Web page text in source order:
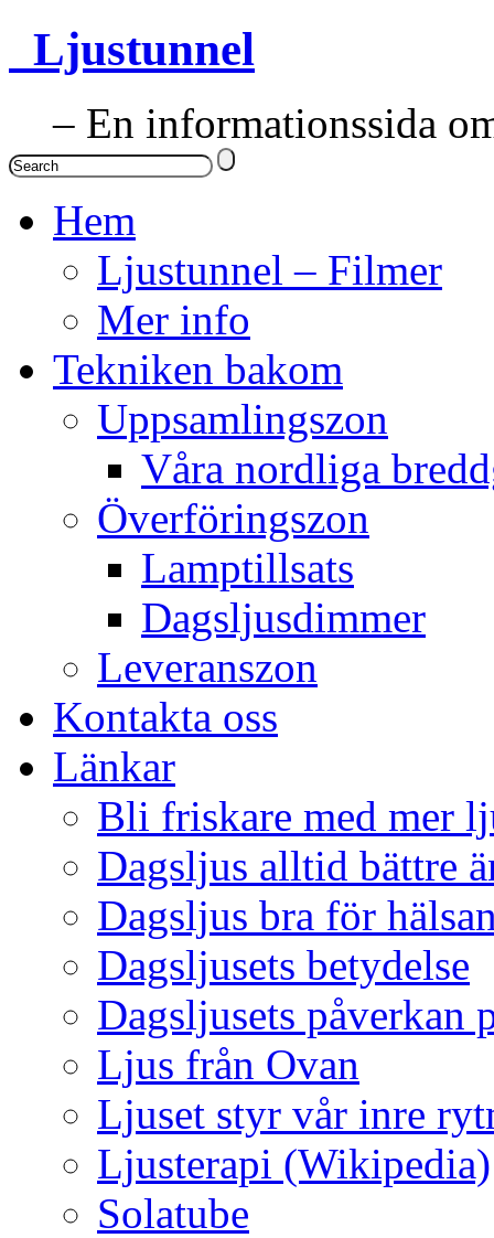
Ljustunnel
– En informationssida
Hem
Ljustunnel – Filmer
Mer info
Tekniken bakom
Uppsamlingszon
Våra nordliga
Överföringszon
Lamptillsats
Dagsljusdimmer
Leveranszon
Kontakta oss
Länkar
Bli friskare med mer
Dagsljus alltid bättre
Dagsljus bra för
Dagsljusets betydelse
Dagsljusets påverkan
Ljus från Ovan
Ljuset styr vår inre
Ljusterapi (Wikipedia)
Solatube